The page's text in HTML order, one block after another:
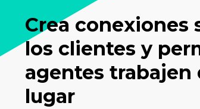
Crea
los clientes y
agentes trabajen
lugar